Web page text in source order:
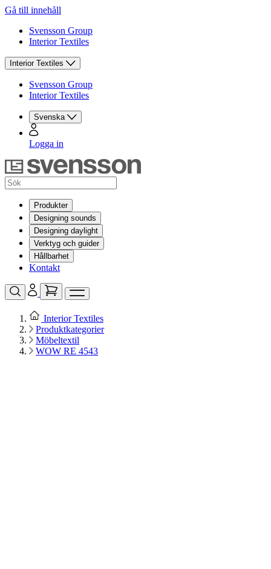
Gå till innehåll
Svensson Group
Interior Textiles
Interior Textiles
Svensson Group
Interior Textiles
Svenska
Logga in
Produkter
Designing sounds
Designing daylight
Verktyg och guider
Hållbarhet
Kontakt
Interior Textiles
Produktkategorier
Möbeltextil
WOW RE 4543